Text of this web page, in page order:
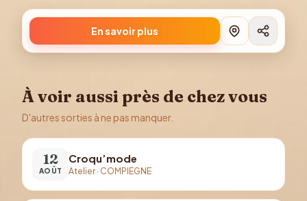
En savoir plus
À voir aussi près de chez vous
D'autres sorties à ne pas manquer.
12
AOÛT
Croqu’mode
Atelier · COMPIEGNE